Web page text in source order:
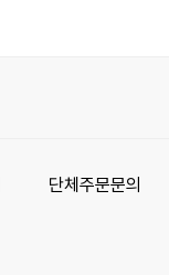
단체주문문의